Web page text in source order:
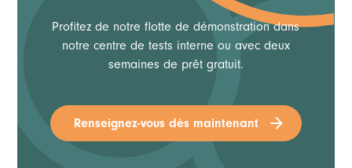
Profitez de notre flotte de démonstration dans
notre centre de tests interne ou avec deux
semaines de prêt gratuit.
Renseignez-vous dès maintenant